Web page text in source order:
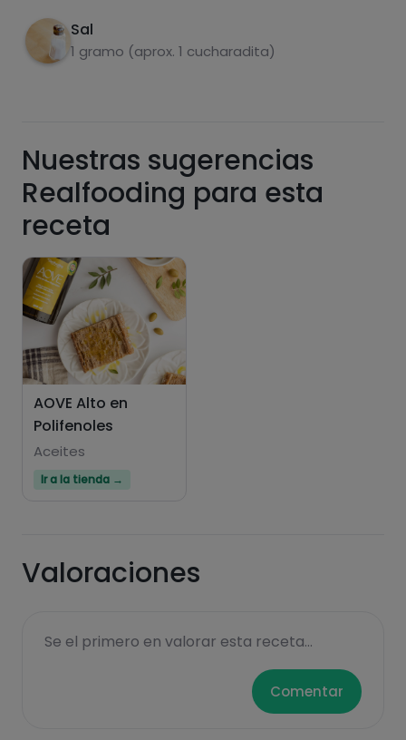
Sal
1 gramo (aprox. 1 cucharadita)
Hazte PLUS para ver la información nutricional
de las recetas, y desbloquear muchas más
Pásate al PLUS
Nuestras sugerencias
Realfooding para esta
receta
AOVE Alto en
Polifenoles
Aceites
Ir a la tienda →
Valoraciones
Se el primero en valorar esta receta...
Comentar